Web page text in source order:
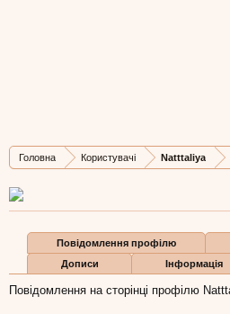
Головна Користувачі Natttaliya
Дописів
1
Карма
0
Бали
1
Повідомлення профілю
Дописи
Інформація
Повідомлення на сторінці профілю